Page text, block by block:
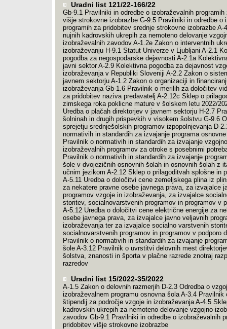
Uradni list 121/22-166/22
Gb-9.1 Pravilniki in odredbe o izobraževalnih programih
višje strokovne izobrazbe G-9.5 Pravilniki in odredbe o
programih za pridobitev srednje strokovne izobrazbe A-
nujnih kadrovskih ukrepih za nemoteno delovanje
izobraževalnih zavodov A-1.2e Zakon o interventnih
izobraževanju H-9.1 Statut Univerze v Ljubljani A-2.1
pogodba za negospodarske dejavnosti A-2.1a
javni sektor A-2.9 Kolektivna pogodba za dejavnost
izobraževanja v Republiki Sloveniji A-2.2 Zakon o
javnem sektorju A-1.2 Zakon o organizaciji in
izobraževanja Gb-1.6 Pravilnik o merilih za določitev
za pridobitev naziva predavatelj A-2.12c Sklep o
zimskega roka poklicne mature v šolskem letu 2022/
Uredba o plačah direktorjev v javnem sektorju H-2.7
šolninah in drugih prispevkih v visokem šolstvu G-9.6
sprejetju srednješolskih programov izpopolnjevanja D-
normativih in standardih za izvajanje programa
Pravilnik o normativih in standardih za izvajanje
izobraževalnih programov za otroke s posebnimi
Pravilnik o normativih in standardih za izvajanje
šole v dvojezičnih osnovnih šolah in osnovnih šolah z
učnim jezikom A-2.12 Sklep o prilagoditvah splošne in
A-5.11 Uredba o določitvi cene zemeljskega plina iz
za nekatere pravne osebe javnega prava, za izvajalce
programov vzgoje in izobraževanja, za izvajalce
storitev, socialnovarstvenih programov in programov v
A-5.12 Uredba o določitvi cene električne energije za
osebe javnega prava, za izvajalce javno veljavnih
izobraževanja ter za izvajalce socialno varstvenih
socialnovarstvenih programov in programov v podporo
Pravilnik o normativih in standardih za izvajanje
šole A-3.12 Pravilnik o uvrstitvi delovnih mest
šolstva, znanosti in športa v plačne razrede znotraj
razredov
Uradni list 15/2022-35/2022
A-1.5 Zakon o delovnih razmerjih D-2.3 Odredba o
izobraževalnem programu osnovna šola A-3.4 Pravilnik
štipendij za področje vzgoje in izobraževanja A-4.5
kadrovskih ukrepih za nemoteno delovanje vzgojno-
zavodov Gb-9.1 Pravilniki in odredbe o izobraževalnih
pridobitev višje strokovne izobrazbe